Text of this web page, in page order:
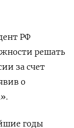
РФ
решать
за счет
о
годы